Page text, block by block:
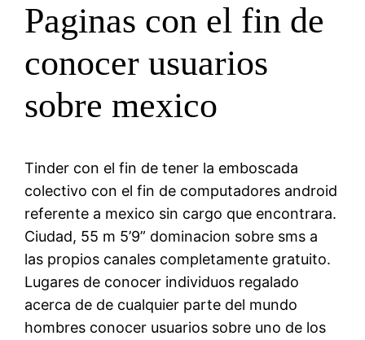
Paginas con el fin de
conocer usuarios
sobre mexico
Tinder con el fin de tener la emboscada
colectivo con el fin de computadores android
referente a mexico sin cargo que encontrara.
Ciudad, 55 m 5’9” dominacion sobre sms a
las propios canales completamente gratuito.
Lugares de conocer individuos regalado
acerca de de cualquier parte del mundo
hombres conocer usuarios sobre uno de los